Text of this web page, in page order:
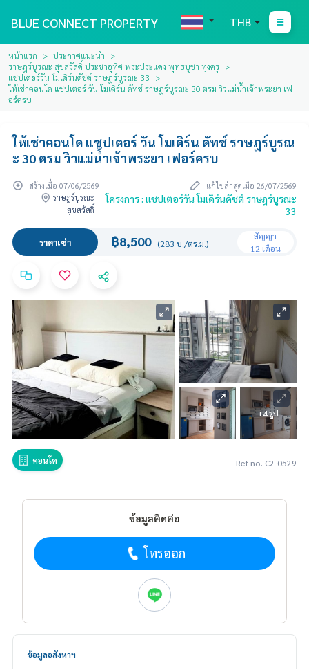
BLUE CONNECT PROPERTY THB
หน้าแรก
ประกาศแนะนำ
ราษฎร์บูรณะ สุขสวัสดิ์ ประชาอุทิศ พระประแดง พุทธบูชา ทุ่งครุ
แชปเตอร์วัน โมเดิร์นดัชต์ ราษฎร์บูรณะ 33
ให้เช่าคอนโด แชปเตอร์ วัน โมเดิร์น ดัทช์ ราษฎร์บูรณะ 30 ตรม วิวแม่น้ำเจ้าพระยา เฟ
อร์ครบ
ให้เช่าคอนโด แชปเตอร์ วัน โมเดิร์น ดัทช์ ราษฎร์บูรณ
ะ 30 ตรม วิวแม่น้ำเจ้าพระยา เฟอร์ครบ
สร้างเมื่อ 07/06/2569
แก้ไขล่าสุดเมื่อ 26/07/2569
ราษฎร์บูรณะ
สุขสวัสดิ์
โครงการ : แชปเตอร์วัน โมเดิร์นดัชต์ ราษฎร์บูรณะ
33
ราคาเช่า ฿8,500 (283 บ./ตร.ม.)
สัญญา
12 เดือน
+4 รูป
คอนโด Ref no. C2-0529
ข้อมูลติดต่อ
โทรออก
ข้อมูลอสังหาฯ